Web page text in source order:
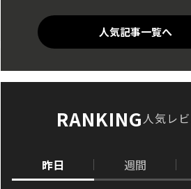
人気記事一覧へ
RANKING人気レ
昨日 週間